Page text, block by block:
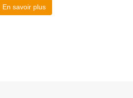
En savoir plus